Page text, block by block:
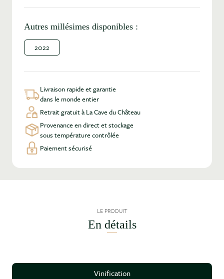
Autres millésimes disponibles :
2022
Livraison rapide et garantie
dans le monde entier
Retrait gratuit à La Cave du Château
Provenance en direct et stockage
sous température contrôlée
Paiement sécurisé
LE PRODUIT
En détails
Vinification